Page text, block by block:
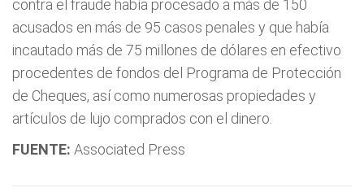
contra el fraude había procesado a más de 150
acusados en más de 95 casos penales y que había
incautado más de 75 millones de dólares en efectivo
procedentes de fondos del Programa de Protección
de Cheques, así como numerosas propiedades y
artículos de lujo comprados con el dinero.
FUENTE: Associated Press